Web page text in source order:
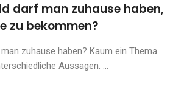
darf man zuhause haben,
zu bekommen?
zuhause haben? Kaum ein Thema
Aussagen. ...